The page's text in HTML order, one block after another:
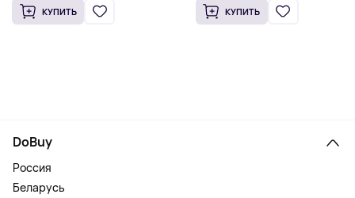
КУПИТЬ КУПИТЬ
DoBuy
Россия
Беларусь